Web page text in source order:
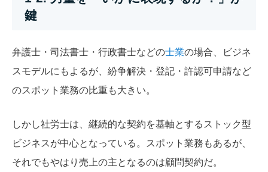
鍵
弁護士・司法書士・行政書士などの士業の場合、ビジネ
スモデルにもよるが、紛争解決・登記・許認可申請など
のスポット業務の比重も大きい。
しかし社労士は、継続的な契約を基軸とするストック型
ビジネスが中心となっている。スポット業務もあるが、
それでもやはり売上の主となるのは顧問契約だ。